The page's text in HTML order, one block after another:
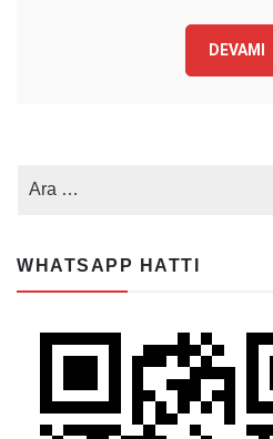
DEVAMI
WHATSAPP HATTI